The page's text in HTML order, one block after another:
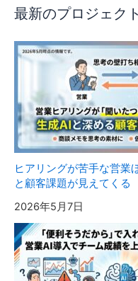
最新のプロジェクト
ヒアリングが苦手な営業
と顧客課題が見えてくる
2026年5月7日